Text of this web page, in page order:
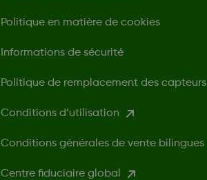
Politique en matière de cookies
Informations de sécurité
Politique de remplacement des capteurs
Conditions d’utilisation
Conditions générales de vente bilingues
Centre fiduciaire global